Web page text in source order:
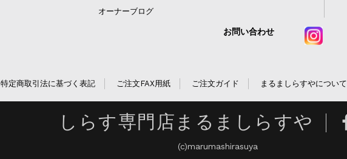
オーナーブログ
お問い合わせ
特定商取引法に基づく表記 ご注文FAX用紙 ご注文ガイド まるましらすやについて
しらす専門店まるましらすや
(c)marumashirasuya